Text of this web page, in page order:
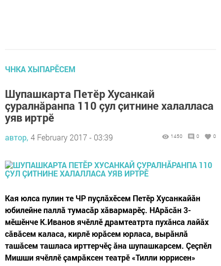
ЧНКА ХЫПАРӖСЕМ
Шупашкарта Петӗр Хусанкай
çуралнăранпа 110 çул çитнине халалласа
уяв иртрӗ
автор, 4 February 2017 - 03:39 1450 0 0
Кая юлса пулин те ЧР пуçлăхӗсем Петӗр Хусанкайăн
юбилейне паллă тумасăр хăвармарӗç. НАрăсăн 3-
мӗшӗнче К.Иванов ячӗллӗ драмтеатрта пухăнса лайăх
сăвăсем каласа, кирлӗ юрăсем юрласа, вырăнлă
ташăсем ташласа ирттерчӗç ăна шупашкарсем. Çеçпӗл
Мишши ячӗллӗ çамрăксен театрӗ «Тилли юррисен»